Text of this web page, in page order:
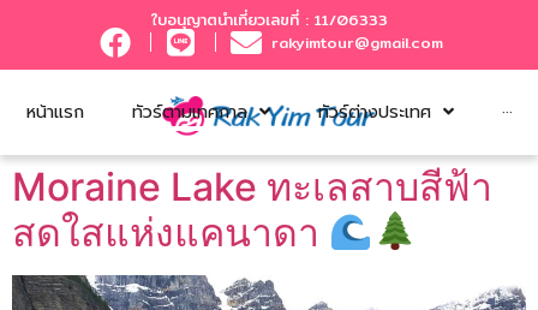
ใบอนุญาตนำเที่ยวเลขที่ : 11/06333
rakyimtour@gmail.com
หน้าแรก ทัวร์ตามเทศกาล ทัวร์ต่างประเทศ ···
Moraine Lake ทะเลสาบสีฟ้า
สดใสแห่งแคนาดา